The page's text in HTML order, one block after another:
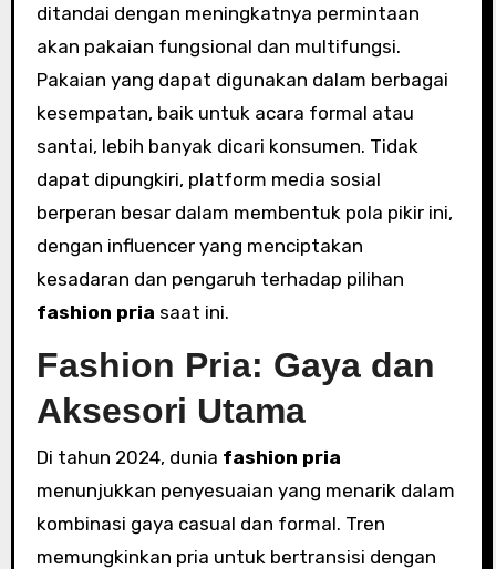
ditandai dengan meningkatnya permintaan
akan pakaian fungsional dan multifungsi.
Pakaian yang dapat digunakan dalam berbagai
kesempatan, baik untuk acara formal atau
santai, lebih banyak dicari konsumen. Tidak
dapat dipungkiri, platform media sosial
berperan besar dalam membentuk pola pikir ini,
dengan influencer yang menciptakan
kesadaran dan pengaruh terhadap pilihan
fashion pria saat ini.
Fashion Pria: Gaya dan
Aksesori Utama
Di tahun 2024, dunia fashion pria
menunjukkan penyesuaian yang menarik dalam
kombinasi gaya casual dan formal. Tren
memungkinkan pria untuk bertransisi dengan